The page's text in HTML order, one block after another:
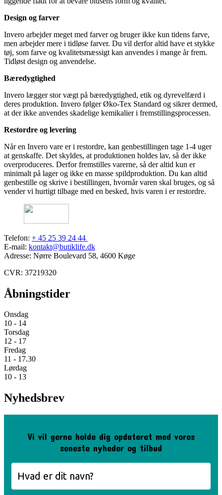
Design og farver
Invero arbejder meget med farver og bruger ikke kun tidens farve,
men arbejder mere i tidløse farver. Du vil derfor altid have et stykke
tøj, som farve og kvalitetsmæssigt kan anvendes i mange år frem.
Tidløst design og anvendelse.
Bæredygtighed
Invero lægger stor vægt på bæredygtighed, etik og dyrevelfærd i
deres produktion. Invero følger Øko-Tex Standard og sikrer dermed,
at der ikke anvendes skadelige kemikalier i fremstillingsprocessen.
Restordre og levering
Når en Invero vare er i restordre, kan genbestillingen tage 1-4 uger
at genskaffe. Det skyldes, at produktionen holdes lav, så der ikke
overproduceres. Derfor fremstilles varerne, så der altid kun er
minimalt på lager og ikke en masse spildproduktion. Du kan altid
genbestille og skrive i bestillingen, hvornår varen skal bruges, og så
vender vi hurtigt tilbage med en besked, hvis varen i er restordre.
Telefon: + 45 25 39 24 44
E-mail: kontakt@butiklife.dk
Adresse: Nørre Boulevard 58, 4600 Køge
CVR: 37219320
Åbningstider
Onsdag
10 - 14
Torsdag
12 - 17
Fredag
11 - 17.30
Lørdag
10 - 13
Nyhedsbrev
Vi vil gerne holde dig opdateret med vores
seneste nyheder og tilbud